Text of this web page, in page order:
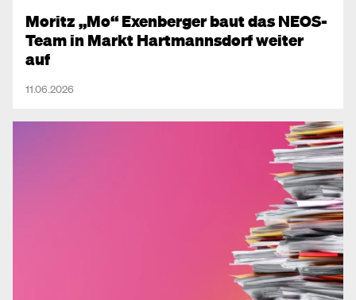
Moritz „Mo“ Exenberger baut das NEOS-
Team in Markt Hartmannsdorf weiter
auf
11.06.2026